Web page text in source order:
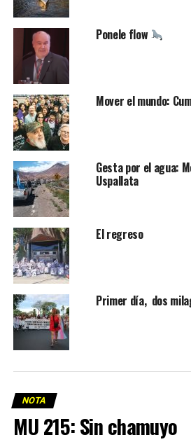
Ponele flow
Mover el mundo:
Gesta por el agua:
Uspallata
El regreso
Primer día, dos
NOTA
MU 215: Sin chamuyo